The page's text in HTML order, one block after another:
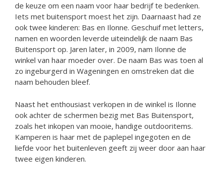
de keuze om een naam voor haar bedrijf te bedenken.
Iets met buitensport moest het zijn. Daarnaast had ze
ook twee kinderen: Bas en Ilonne. Geschuif met letters,
namen en woorden leverde uiteindelijk de naam Bas
Buitensport op. Jaren later, in 2009, nam Ilonne de
winkel van haar moeder over. De naam Bas was toen al
zo ingeburgerd in Wageningen en omstreken dat die
naam behouden bleef.
Naast het enthousiast verkopen in de winkel is Ilonne
ook achter de schermen bezig met Bas Buitensport,
zoals het inkopen van mooie, handige outdooritems.
Kamperen is haar met de paplepel ingegoten en de
liefde voor het buitenleven geeft zij weer door aan haar
twee eigen kinderen.